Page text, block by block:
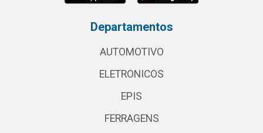
Departamentos
AUTOMOTIVO
ELETRONICOS
EPIS
FERRAGENS